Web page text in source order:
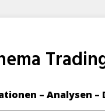
– Analysen